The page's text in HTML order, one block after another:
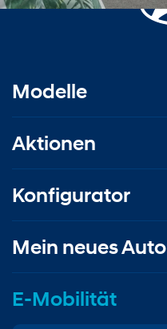
Modelle
Aktionen
Konfigurator
Mein neues Auto
E-Mobilität